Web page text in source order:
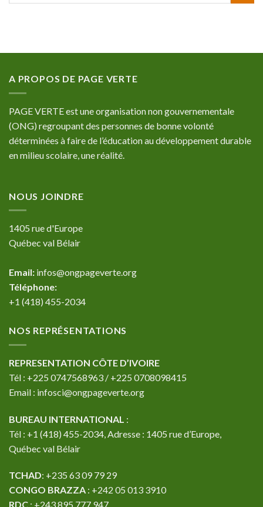
A PROPOS DE PAGE VERTE
PAGE VERTE est une organisation non gouvernementale
(ONG) regroupant des personnes de bonne volonté
déterminées à faire de l’éducation au développement durable
en milieu scolaire, une réalité.
NOUS JOINDRE
1405 rue d'Europe
Québec val Bélair
Email: infos@ongpageverte.org
Téléphone:
+1 (418) 455-2034
NOS REPRÉSENTATIONS
REPRESENTATION CÔTE D’IVOIRE
Tél : +225 0747568963 / +225 0708098415
Email : infosci@ongpageverte.org
BUREAU INTERNATIONAL :
Tél : +1 (418) 455-2034, Adresse : 1405 rue d’Europe,
Québec val Bélair
TCHAD: +235 63 09 79 29
CONGO BRAZZA : +242 05 013 3910
RDC : +243 895 777 947